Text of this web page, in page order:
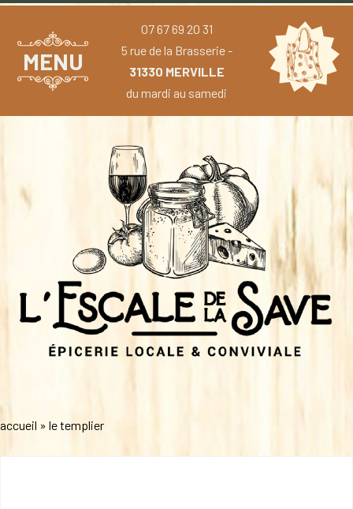
MENU
07 67 69 20 31
5 rue de la Brasserie -
31330 MERVILLE
du mardi au samedi
accueil » le templier